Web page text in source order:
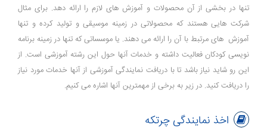
تنها در بخشی از آن محصولات و آموزش های لازم را ارائه دهد. برای مثال
شرکت هایی هستند که محصولاتی در زمینه موسیقی و تولید کرده و تنها
آموزش های مرتبط با آن را ارائه می دهند. یا موسساتی که تنها در زمینه برنامه
نویسی کودکان فعالیت داشته و خدمات آنها حول این رشته آموزشی است. از
این رو شاید نیاز باشد تا با دریافت نمایندگی آموزشی از آنها خدمات مورد نیاز
را دریافت کنید. در زیر به برخی از مهمترین آنها اشاره می کنیم.
اخذ نمایندگی چرتکه